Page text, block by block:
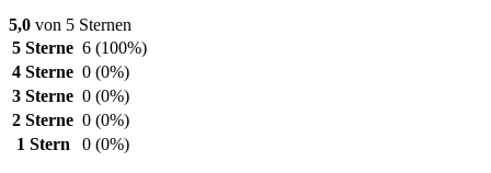
5,0 von 5 Sternen
5 Sterne 6 (100%)
4 Sterne 0 (0%)
3 Sterne 0 (0%)
2 Sterne 0 (0%)
1 Stern
0 (0%)